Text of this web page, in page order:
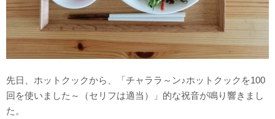
先日、ホットクックから、「チャララ～ン♪ホットクックを100
回を使いました～（セリフは適当）」的な祝音が鳴り響きまし
た。